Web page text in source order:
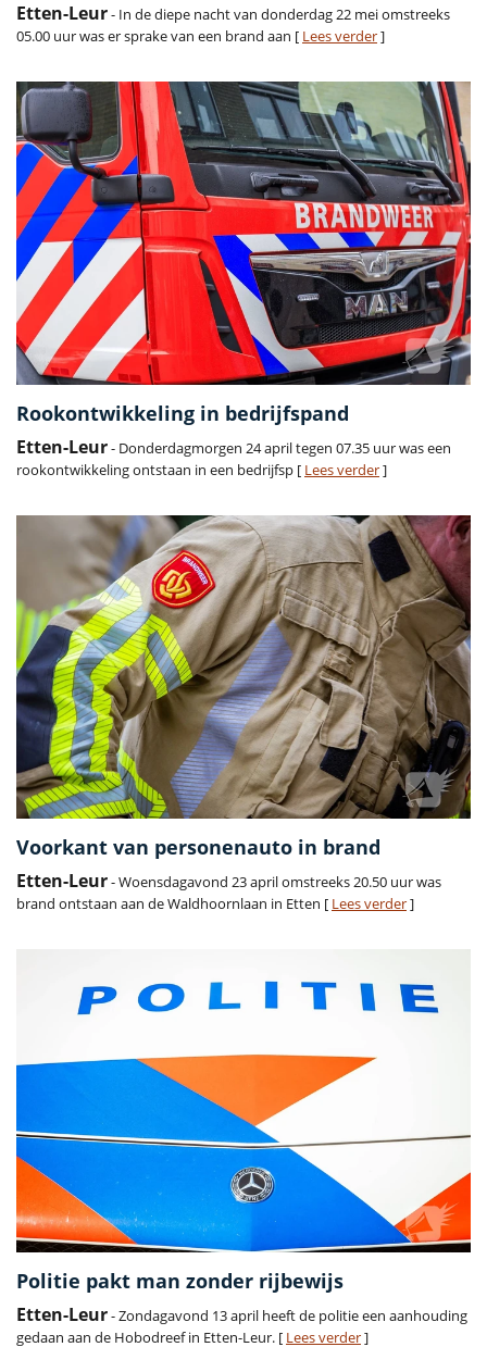
Etten-Leur- In de diepe nacht van donderdag 22 mei omstreeks
05.00 uur was er sprake van een brand aan [ Lees verder]
Rookontwikkeling in bedrijfspand
Etten-Leur- Donderdagmorgen 24 april tegen 07.35 uur was een
rookontwikkeling ontstaan in een bedrijfsp [ Lees verder]
Voorkant van personenauto in brand
Etten-Leur- Woensdagavond 23 april omstreeks 20.50 uur was
brand ontstaan aan de Waldhoornlaan in Etten [ Lees verder]
Politie pakt man zonder rijbewijs
Etten-Leur- Zondagavond 13 april heeft de politie een aanhouding
gedaan aan de Hobodreef in Etten-Leur. [ Lees verder]